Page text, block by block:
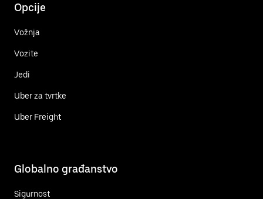
Opcije
Vožnja
Vozite
Jedi
Uber za tvrtke
Uber Freight
Globalno građanstvo
Sigurnost